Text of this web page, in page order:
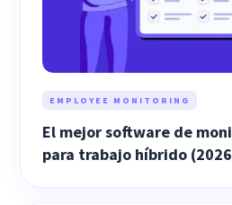
EMPLOYEE MONITORING
El mejor software de
para trabajo híbrido